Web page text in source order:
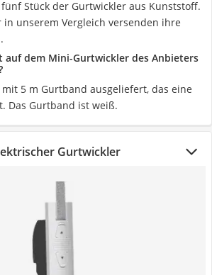
Stück der Gurtwickler aus Kunststoff.
unserem Vergleich versenden ihre
auf dem Mini-Gurtwickler des Anbieters
5 m Gurtband ausgeliefert, das eine
Das Gurtband ist weiß.
Gurtwickler